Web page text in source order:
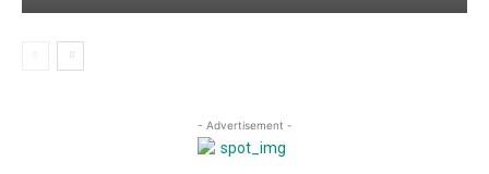
- Advertisement -